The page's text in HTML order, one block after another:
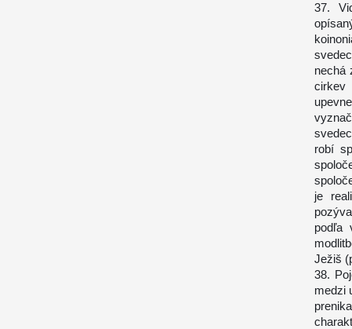
37.
nechá
cirkev
robí
je
podľa
Ježiš
38.
medzi